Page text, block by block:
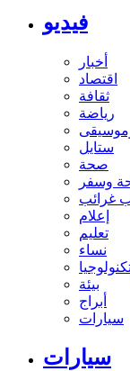
فيديو
أخبار
اقتصاد
ثقافة
رياضة
ستايل
صحة
وسفر
غرائب
إعلام
تعليم
نساء
بيئة
أبراج
سيارات
سيارات